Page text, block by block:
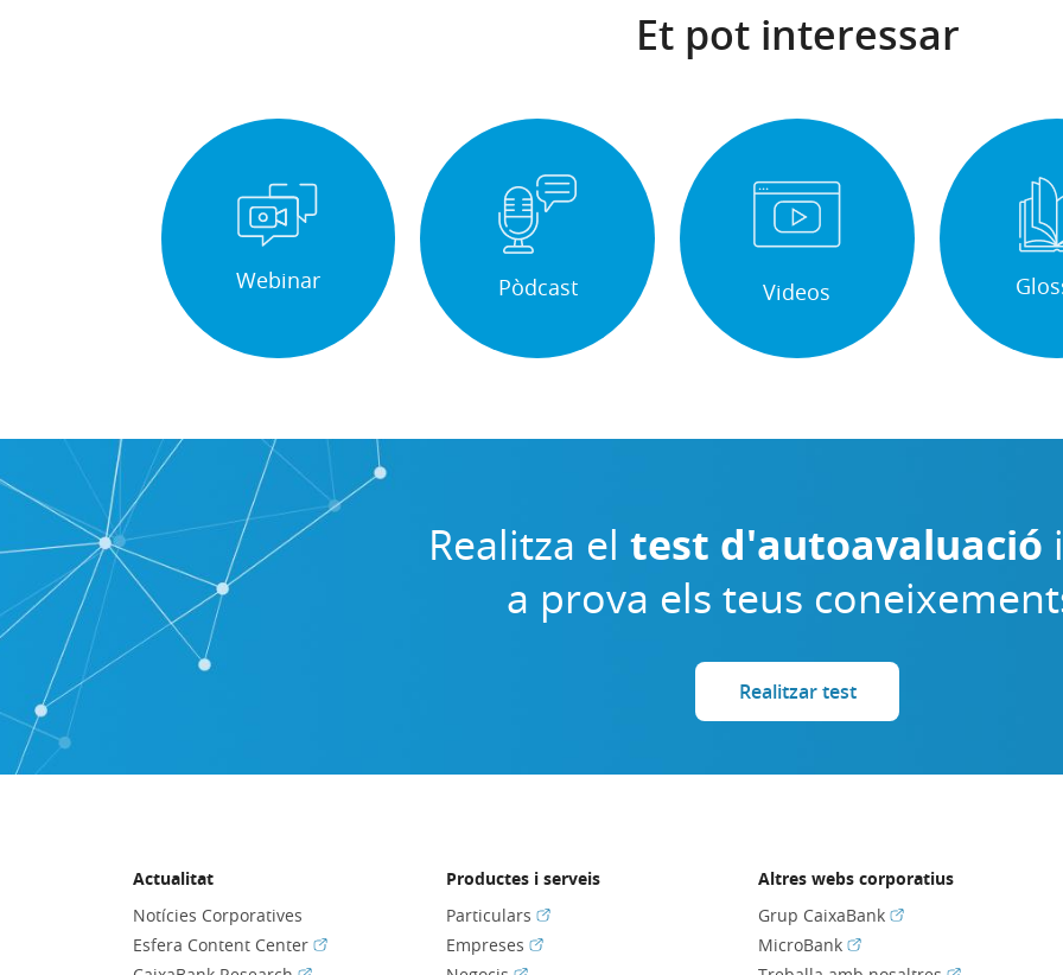
Et pot interessar
Webinar Pòdcast Videos
Realitza el test d'autoavaluació
a prova els teus
Realitzar test
Actualitat
Notícies Corporatives
Esfera Content Center (Obre en finestra nova)
Productes i serveis
Particulars (Obre en finestra nova)
Empreses (Obre en finestra nova)
Altres webs corporatius
Grup CaixaBank(Obre en finestra nova)
MicroBank(Obre en finestra nova)